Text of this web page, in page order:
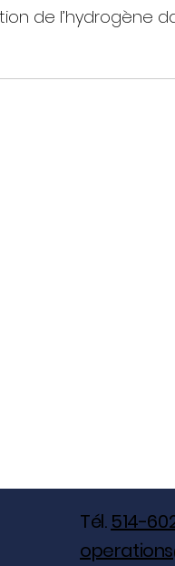
de l’hydrogène
Tél. 514-